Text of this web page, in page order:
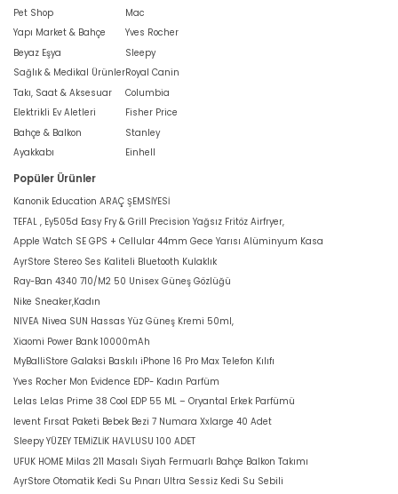
Pet Shop
Yapı Market & Bahçe
Beyaz Eşya
Sağlık & Medikal Ürünler
Takı, Saat & Aksesuar
Elektrikli Ev Aletleri
Bahçe & Balkon
Ayakkabı
Mac
Yves Rocher
Sleepy
Royal Canin
Columbia
Fisher Price
Stanley
Einhell
Popüler Ürünler
Kanonik Education ARAÇ ŞEMSİYESİ
TEFAL , Ey505d Easy Fry & Grill Precision Yağsız Fritöz Airfryer,
Apple Watch SE GPS + Cellular 44mm Gece Yarısı Alüminyum Kasa
AyrStore Stereo Ses Kaliteli Bluetooth Kulaklık
Ray-Ban 4340 710/M2 50 Unisex Güneş Gözlüğü
Nike Sneaker,Kadın
NIVEA Nivea SUN Hassas Yüz Güneş Kremi 50ml,
Xiaomi Power Bank 10000mAh
MyBalliStore Galaksi Baskılı iPhone 16 Pro Max Telefon Kılıfı
Yves Rocher Mon Evidence EDP- Kadın Parfüm
Lelas Lelas Prime 38 Cool EDP 55 ML – Oryantal Erkek Parfümü
levent Fırsat Paketi Bebek Bezi 7 Numara Xxlarge 40 Adet
Sleepy YÜZEY TEMİZLİK HAVLUSU 100 ADET
UFUK HOME Milas 211 Masalı Siyah Fermuarlı Bahçe Balkon Takımı
AyrStore Otomatik Kedi Su Pınarı Ultra Sessiz Kedi Su Sebili